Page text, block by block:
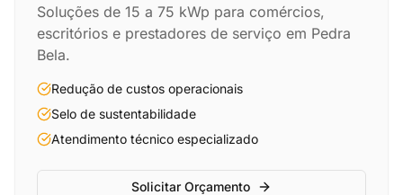
Soluções de 15 a 75 kWp para comércios,
escritórios e prestadores de serviço em Pedra
Bela.
Redução de custos operacionais
Selo de sustentabilidade
Atendimento técnico especializado
Solicitar Orçamento